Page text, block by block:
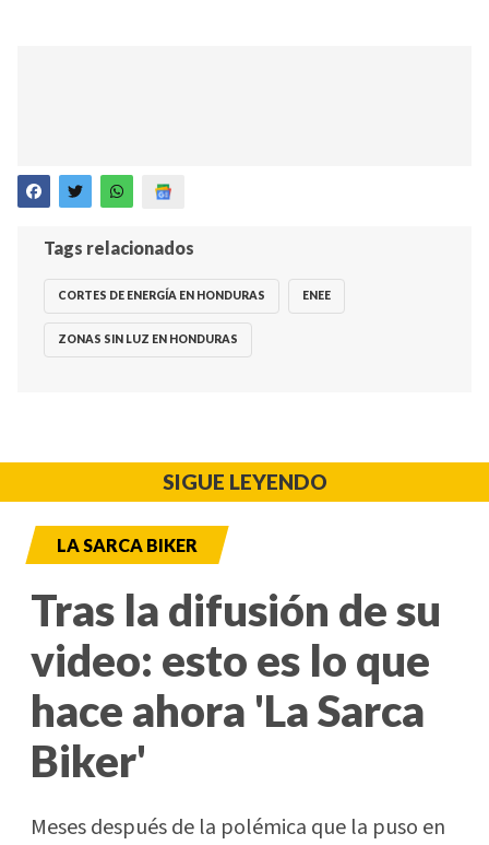
Tags relacionados
CORTES DE ENERGÍA EN HONDURAS ENEE
ZONAS SIN LUZ EN HONDURAS
SIGUE LEYENDO
LA SARCA BIKER
Tras la difusión de su
video: esto es lo que
hace ahora 'La Sarca
Biker'
Meses después de la polémica que la puso en